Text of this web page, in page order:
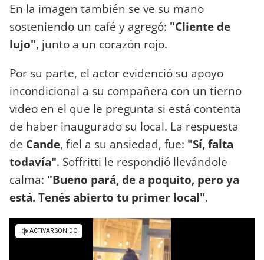
En la imagen también se ve su mano
sosteniendo un café y agregó: "Cliente de
lujo", junto a un corazón rojo.
Por su parte, el actor evidenció su apoyo
incondicional a su compañera con un tierno
video en el que le pregunta si está contenta
de haber inaugurado su local. La respuesta
de Cande, fiel a su ansiedad, fue: "Sí, falta
todavía". Soffritti le respondió llevándole
calma: "Bueno pará, de a poquito, pero ya
está. Tenés abierto tu primer local".